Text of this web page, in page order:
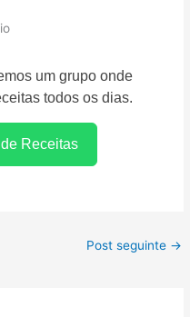
um grupo onde
todos os dias.
Receitas
Post seguinte →